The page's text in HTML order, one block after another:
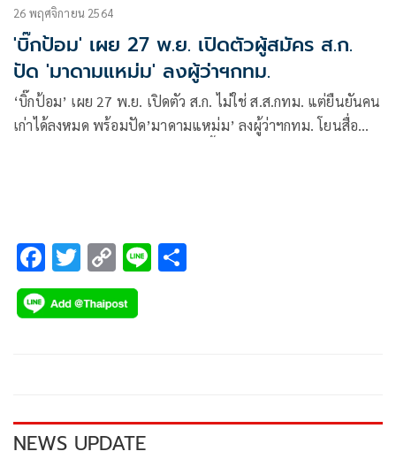
26 พฤศจิกายน 2564
'บิ๊กป้อม' เผย 27 พ.ย. เปิดตัวผู้สมัคร ส.ก.
ปัด 'มาดามแหม่ม' ลงผู้ว่าฯกทม.
‘บิ๊กป้อม’ เผย 27 พ.ย. เปิดตัว ส.ก. ไม่ใช่ ส.ส.กทม. แต่ยืนยันคน
เก่าได้ลงหมด พร้อมปัด’มาดามแหม่ม’ ลงผู้ว่าฯกทม. โยนสื่อ
F
ac
e
k
T
wi
tt
C
o
p
k
Li
NEWS UPDATE